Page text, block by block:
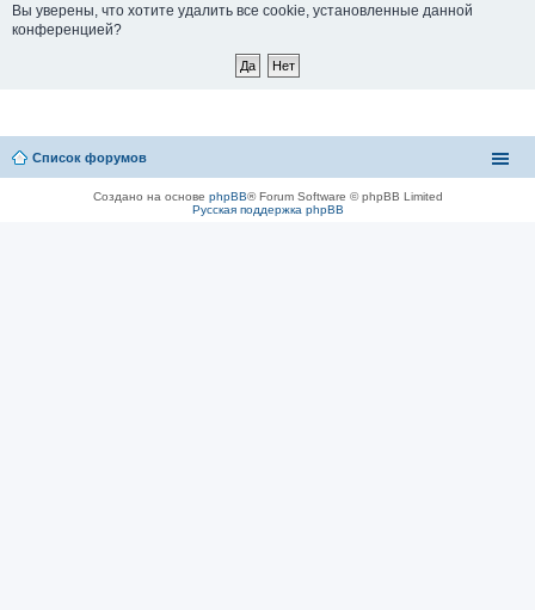
Вы уверены, что хотите удалить все cookie, установленные данной
конференцией?
Список форумов
Создано на основе phpBB® Forum Software © phpBB Limited
Русская поддержка phpBB